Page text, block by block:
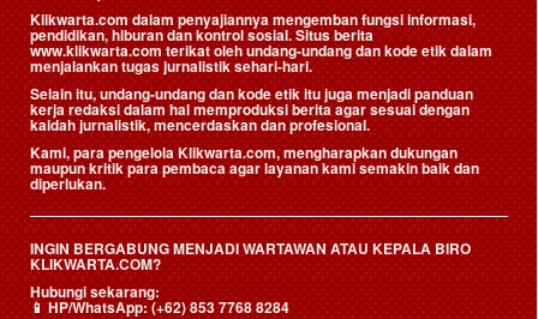
Klikwarta.com dalam penyajiannya mengemban fungsi informasi,
pendidikan, hiburan dan kontrol sosial. Situs berita
www.klikwarta.com terikat oleh undang-undang dan kode etik dalam
menjalankan tugas jurnalistik sehari-hari.
Selain itu, undang-undang dan kode etik itu juga menjadi panduan
kerja redaksi dalam hal memproduksi berita agar sesuai dengan
kaidah jurnalistik, mencerdaskan dan profesional.
Kami, para pengelola Klikwarta.com, mengharapkan dukungan
maupun kritik para pembaca agar layanan kami semakin baik dan
diperlukan.
INGIN BERGABUNG MENJADI WARTAWAN ATAU KEPALA BIRO
KLIKWARTA.COM?
Hubungi sekarang:
📱HP/WhatsApp:(+62) 853 7768 8284